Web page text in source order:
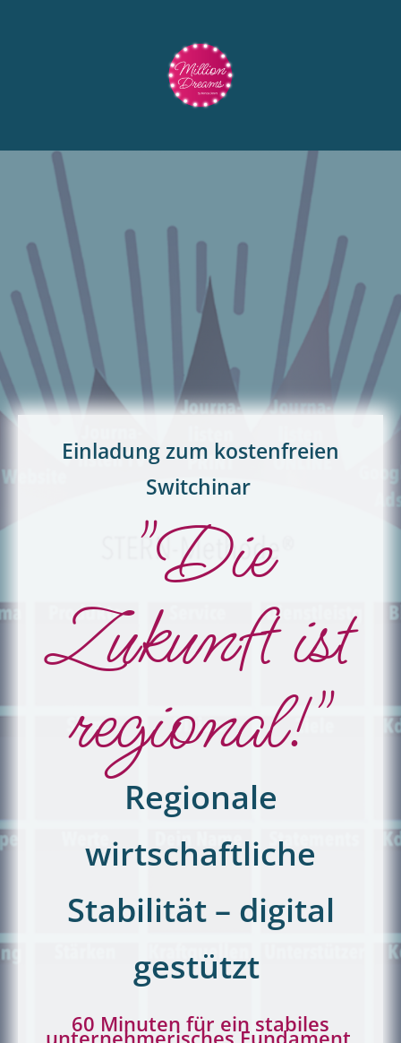
Einladung zum kostenfreien
Switchinar
"Die
Zukunft ist
regional!"
Regionale
wirtschaftliche
Stabilität – digital
gestützt
60 Minuten für ein stabiles
unternehmerisches Fundament